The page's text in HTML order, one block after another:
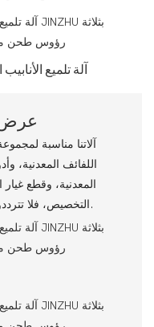
آلة تلميع
عرض
آلاتنا مناسبة
اللفائف المعدنية،
المعدنية، وقطع
التخصيص، فلا تترددوا في التواصل معنا للاستشارات.